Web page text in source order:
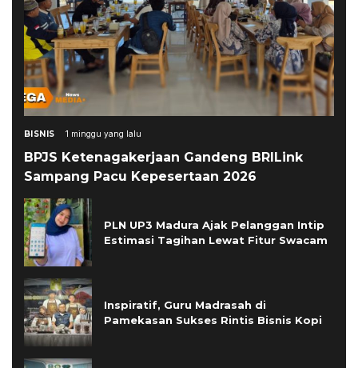
BISNIS 1 minggu yang lalu
BPJS Ketenagakerjaan Gandeng BRILink
Sampang Pacu Kepesertaan 2026
PLN UP3 Madura Ajak Pelanggan Intip
Estimasi Tagihan Lewat Fitur Swacam
Inspiratif, Guru Madrasah di
Pamekasan Sukses Rintis Bisnis Kopi